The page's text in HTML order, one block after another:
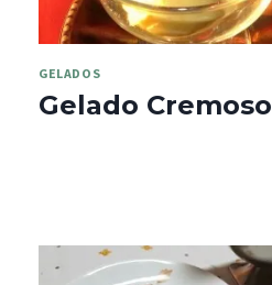
GELADOS
Gelado Cremoso